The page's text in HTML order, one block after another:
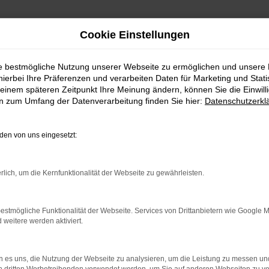
günstig kaufen
HALLE (SAALE)
für Halle (Saale) online zu kaufen? Wir bei
durch unser umfassendes Angebot. Fahrzeuge
Wenn Sie sich für die Zusammenarbeit
Beratung. Ein entscheidender Pluspunkt besteht
noch nicht einmal Ihre eigenen vier Wände zu
NETWORK ERROR
Cookie Einstellungen
bestmögliche Nutzung unserer Webseite zu ermöglichen und unsere
Ihre Präferenzen und verarbeiten Daten für Marketing und
späteren Zeitpunkt Ihre Meinung ändern, können Sie die
zum Umfang der Datenverarbeitung finden Sie hier:
von uns eingesetzt:
um die Kernfunktionalität der Webseite zu gewährleisten.
Funktionalität der Webseite. Services von Drittanbietern wie Google
weitere werden aktiviert.
es uns, die Nutzung der Webseite zu analysieren, um die Leistung zu messen